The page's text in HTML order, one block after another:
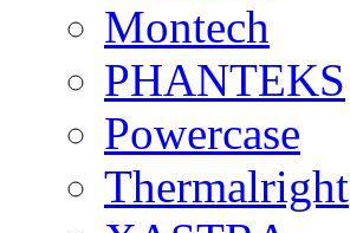
Montech
PHANTEKS
Powercase
Thermalright